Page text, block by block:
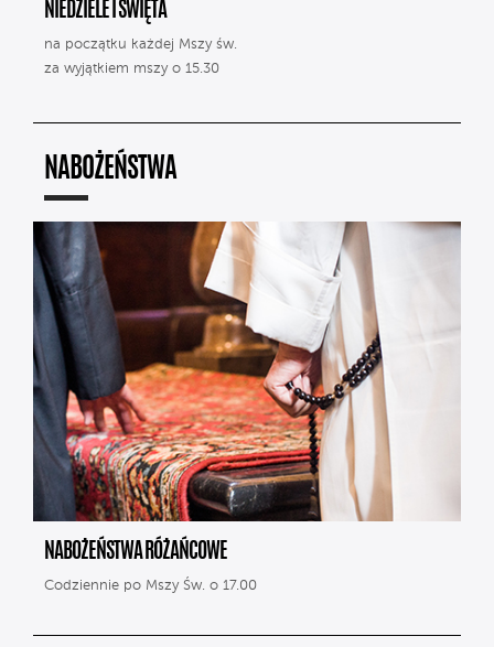
NIEDZIELE I ŚWIĘTA
na początku każdej Mszy św.
za wyjątkiem mszy o 15.30
NABOŻEŃSTWA
NABOŻEŃSTWA RÓŻAŃCOWE
Codziennie po Mszy Św. o 17.00